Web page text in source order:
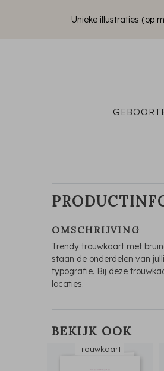
Unieke illustraties (op
OMSCHRIJVING
Trendy trouwkaart met
staan de onderdelen van
typografie. Bij deze
locaties.
BEKIJK OOK
trouwkaart